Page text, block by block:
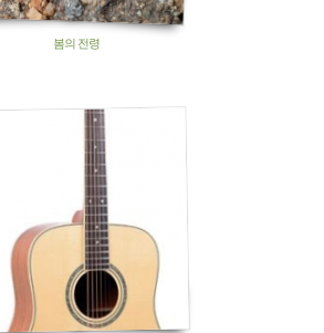
봄의 전령